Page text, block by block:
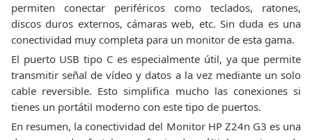
permiten conectar periféricos como teclados, ratones,
discos duros externos, cámaras web, etc. Sin duda es una
conectividad muy completa para un monitor de esta gama.
El puerto USB tipo C es especialmente útil, ya que permite
transmitir señal de vídeo y datos a la vez mediante un solo
cable reversible. Esto simplifica mucho las conexiones si
tienes un portátil moderno con este tipo de puertos.
En resumen, la conectividad del Monitor HP Z24n G3 es una